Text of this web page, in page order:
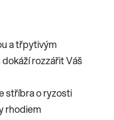
a třpytivým
rozzářit Váš
stříbra o ryzosti
rhodiem